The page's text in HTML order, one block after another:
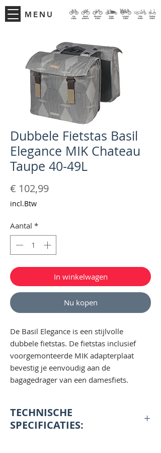
MENU
Dubbele Fietstas Basil
Elegance MIK Chateau
Taupe 40-49L
€ 102,99Prijs
incl.Btw
Aantal *
In winkelwagen
Nu kopen
De Basil Elegance is een stijlvolle
dubbele fietstas. De fietstas inclusief
voorgemonteerde MIK adapterplaat
bevestig je eenvoudig aan de
bagagedrager van een damesfiets.
TECHNISCHE
SPECIFICATIES: